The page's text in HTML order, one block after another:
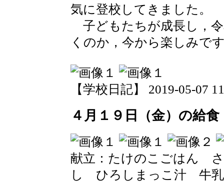
気に登校してきました。
子どもたちが成長し，
くのか，今から楽しみで
【学校日記】 2019-05-07
４月１９日（金）の給食
献立：たけのこごはん
し ひろしまっこ汁 牛乳